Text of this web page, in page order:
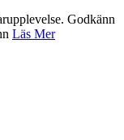
Godkänn
Läs Mer